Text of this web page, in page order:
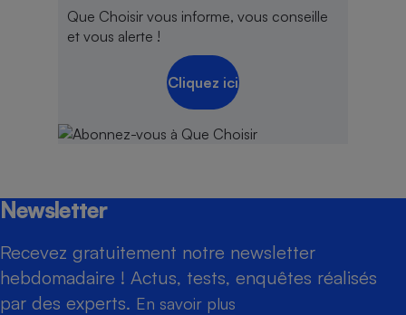
Que Choisir vous informe, vous conseille
et vous alerte !
Cliquez ici
Newsletter
Recevez gratuitement notre newsletter
hebdomadaire ! Actus, tests, enquêtes réalisés
par des experts. En savoir plus